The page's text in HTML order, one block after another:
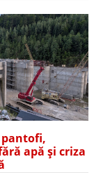
pantofi,
apă și criza